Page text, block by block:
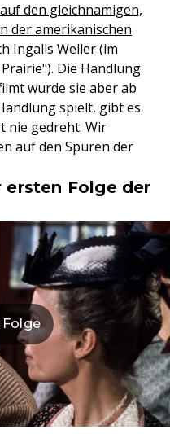
den gleichnamigen,
der amerikanischen
Ingalls Weller(im
Die Handlung
wurde sie aber ab
spielt, gibt es
nie gedreht. Wir
auf den Spuren der
Folge der
Folge